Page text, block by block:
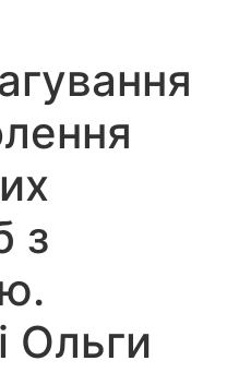
з
Ольги